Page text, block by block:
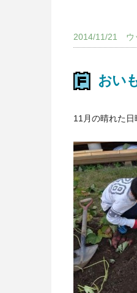
2014/11/21 ウ
おい
11月の晴れた